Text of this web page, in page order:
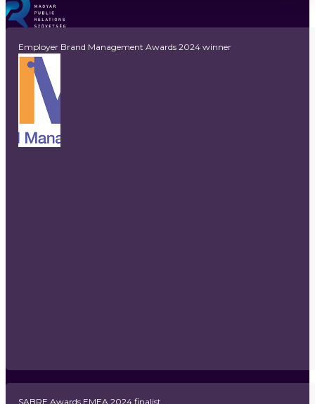
Employer Brand Management Awards 2024 winner
SABRE Awards EMEA 2024 finalist